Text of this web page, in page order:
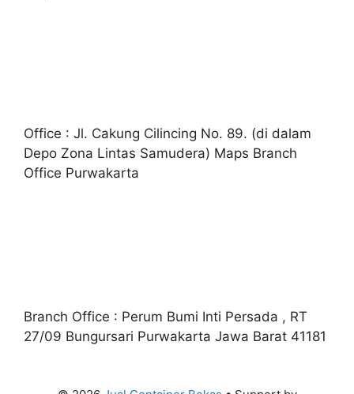
Office : Jl. Cakung Cilincing No. 89. (di dalam
Depo Zona Lintas Samudera) Maps Branch
Office Purwakarta
Branch Office : Perum Bumi Inti Persada , RT
27/09 Bungursari Purwakarta Jawa Barat 41181